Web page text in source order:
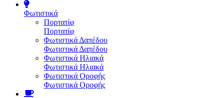
Φωτιστικά
Πορτατίφ
Πορτατίφ
Φωτιστικά Δαπέδου
Φωτιστικά Δαπέδου
Φωτιστικά Ηλιακά
Φωτιστικά Ηλιακά
Φωτιστικά Οροφής
Φωτιστικά Οροφής